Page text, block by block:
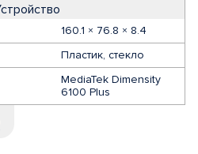
160.1 × 76.8 × 8.4
Пластик, стекло
MediaTek Dimensity
6100 Plus